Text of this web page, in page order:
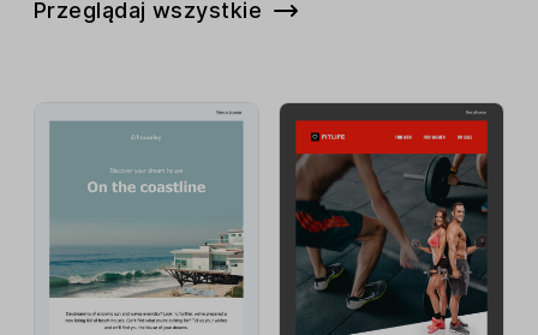
Przeglądaj wszystkie